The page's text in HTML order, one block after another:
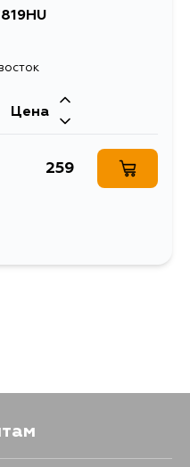
Цена
259